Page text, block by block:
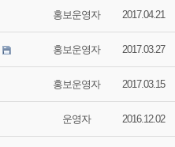
홍보운영자 2017.04.21
홍보운영자 2017.03.27
홍보운영자 2017.03.15
운영자 2016.12.02